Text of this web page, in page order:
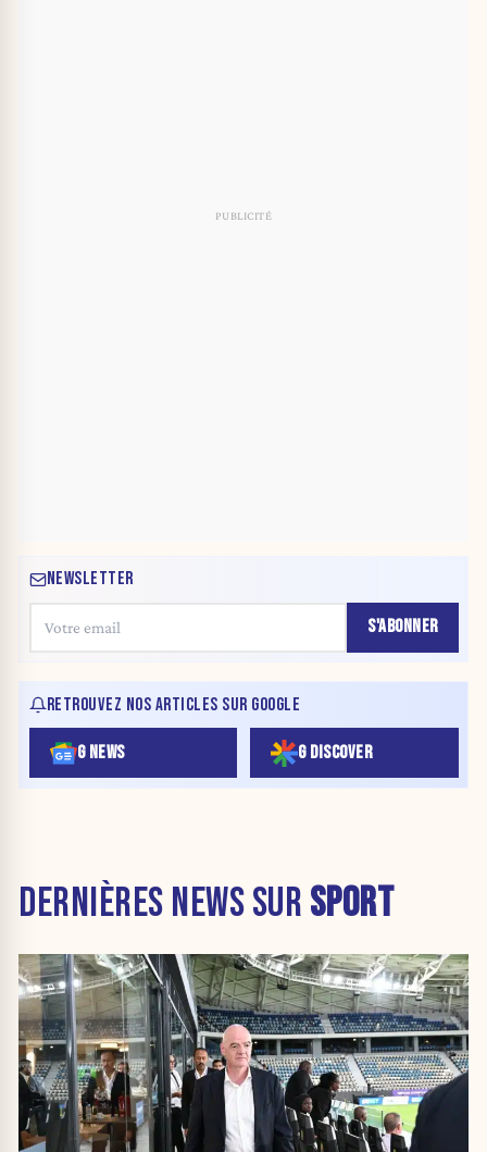
NEWSLETTER
S'ABONNER
RETROUVEZ NOS ARTICLES SUR GOOGLE
G NEWS G DISCOVER
DERNIÈRES NEWS SUR SPORT